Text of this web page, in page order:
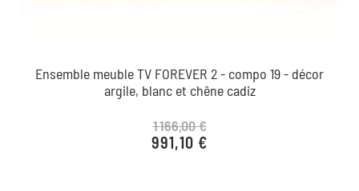
Ensemble meuble TV FOREVER 2 - compo 19 - décor
argile, blanc et chêne cadiz
Prix de base
1 166,00 €
Prix
991,10 €